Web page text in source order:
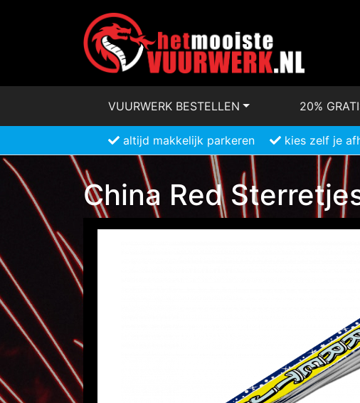
VUURWERK BESTELLEN 20%
altijd makkelijk parkeren kies zelf je
China Red